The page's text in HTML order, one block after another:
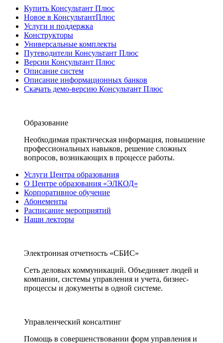
Купить Консультант Плюс
Новое в КонсультантПлюс
Услуги и поддержка
Конструкторы
Универсальные комплекты
Путеводители Консультант Плюс
Версии Консультант Плюс
Описание систем
Описание информационных банков
Скачать демо-версию Консультант Плюс
Образование
Необходимая практическая информация, повышение
профессиональных навыков, решение сложных
вопросов, возникающих в процессе работы.
Услуги Центра образования
О Центре образования «ЭЛКОД»
Корпоративное обучение
Абонементы
Расписание мероприятий
Наши лекторы
Электронная отчетность «СБИС»
Сеть деловых коммуникаций. Объединяет людей и
компании, системы управления и учета, бизнес-
процессы и документы в одной системе.
Управленческий консалтинг
Помощь в совершенствовании форм управления и